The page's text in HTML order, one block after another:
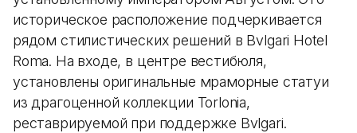
историческое расположение подчеркивается
рядом стилистических решений в Bvlgari Hotel
Roma. На входе, в центре вестибюля,
установлены оригинальные мраморные статуи
из драгоценной коллекции Torlonia,
реставрируемой при поддержке Bvlgari.